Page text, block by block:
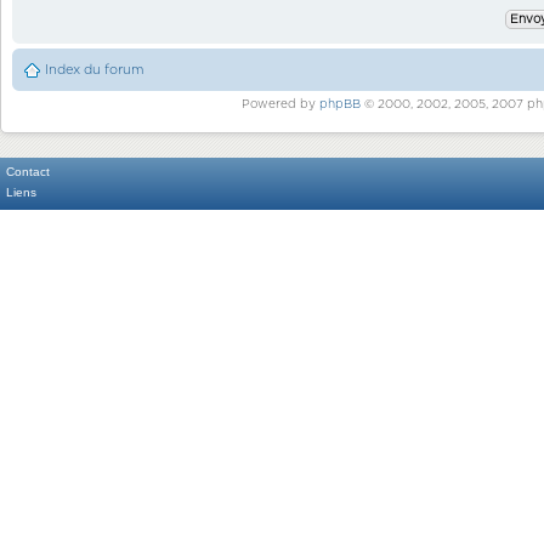
Index du forum
Powered by phpBB© 2000, 2002, 2005, 2007
Contact
Liens